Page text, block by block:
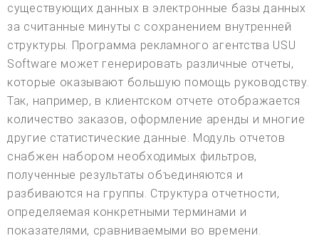
существующих данных в электронные базы данных
за считанные минуты с сохранением внутренней
структуры. Программа рекламного агентства USU
Software может генерировать различные отчеты,
которые оказывают большую помощь руководству.
Так, например, в клиентском отчете отображается
количество заказов, оформление аренды и многие
другие статистические данные. Модуль отчетов
снабжен набором необходимых фильтров,
полученные результаты объединяются и
разбиваются на группы. Структура отчетности,
определяемая конкретными терминами и
показателями, сравниваемыми во времени.